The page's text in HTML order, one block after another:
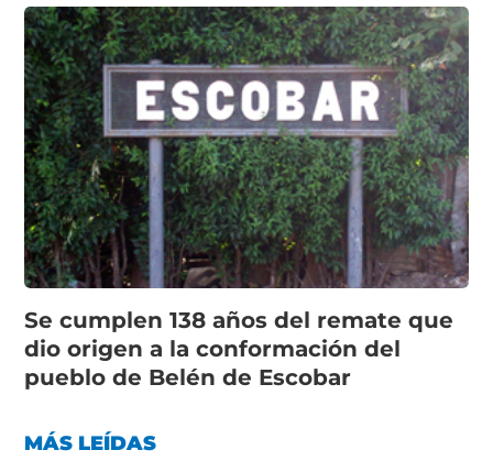
Se cumplen 138 años del remate que
dio origen a la conformación del
pueblo de Belén de Escobar
MÁS LEÍDAS